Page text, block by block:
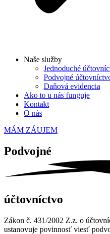
Naše služby
Jednoduché
Podvojné
Daňová evidencia
Ako to u nás funguje
Kontakt
O nás
MÁM ZÁUJEM
Podvojné
účtovníctvo
Zákon č. 431/2002 Z.z. o
ustanovuje povinnosť viesť